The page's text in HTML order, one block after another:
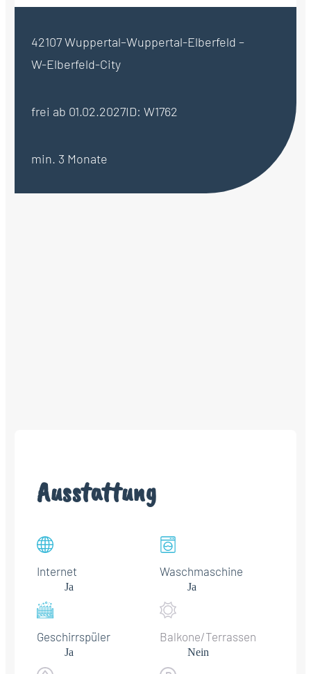
42107 Wuppertal–Wuppertal-Elberfeld –
W-Elberfeld-City
frei ab 01.02.2027ID: W1762
min. 3 Monate
Ausstattung
Internet
Ja
Waschmaschine
Ja
Geschirrspüler
Ja
Balkone/Terrassen
Nein